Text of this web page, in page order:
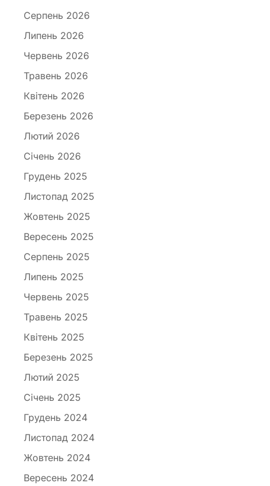
Серпень 2026
Липень 2026
Червень 2026
Травень 2026
Квітень 2026
Березень 2026
Лютий 2026
Січень 2026
Грудень 2025
Листопад 2025
Жовтень 2025
Вересень 2025
Серпень 2025
Липень 2025
Червень 2025
Травень 2025
Квітень 2025
Березень 2025
Лютий 2025
Січень 2025
Грудень 2024
Листопад 2024
Жовтень 2024
Вересень 2024